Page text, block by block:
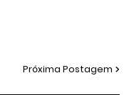
Próxima Postagem